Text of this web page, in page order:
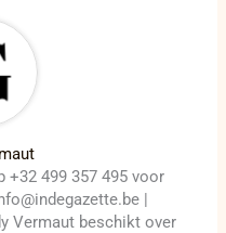
+32 499 357 495 voor
|
Vermaut beschikt over